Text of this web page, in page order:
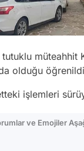
müteahhit
olduğu
işlemleri
ve Emojiler